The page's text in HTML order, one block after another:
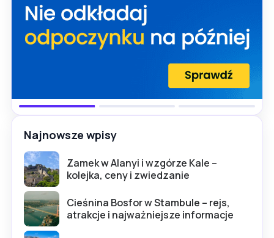
Najnowsze wpisy
Zamek w Alanyi i wzgórze Kale –
kolejka, ceny i zwiedzanie
Cieśnina Bosfor w Stambule – rejs,
atrakcje i najważniejsze informacje